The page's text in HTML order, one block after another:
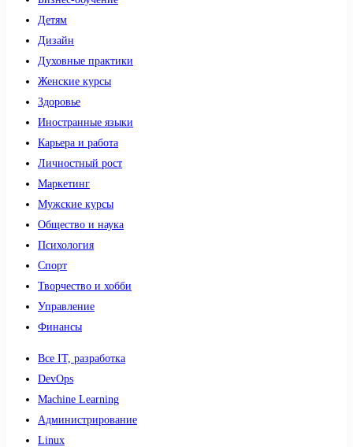
Детям
Дизайн
Духовные практики
Женские курсы
Здоровье
Иностранные языки
Карьера и работа
Личностный рост
Маркетинг
Мужские курсы
Общество и наука
Психология
Спорт
Творчество и хобби
Управление
Финансы
Все IT, разработка
DevOps
Machine Learning
Администрирование
Linux